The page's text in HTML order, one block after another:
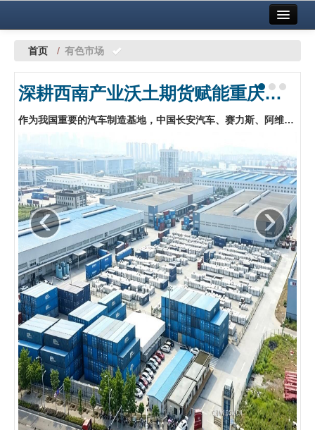
中国有色金属报社主办 广告服务
铜镍铅锌
铝
稀有稀土
有色市场
科技
镁钛
地矿 建设
党建工作
企业文化
《资源再生》杂志
行情报价
数字报
首页 / 有色市场
深耕西南产业沃土期货赋能重庆有色产业链行稳致远
作为我国重要的汽车制造基地，中国长安汽车、赛力斯、阿维塔等一众车企纷纷落子于此。在国际赛场上成功夺冠的张雪机车创始人张雪也曾公开表示：“在重庆，逛一圈摩配市场，就能把一辆摩托车所有的零部件配齐。”…
‹ ›